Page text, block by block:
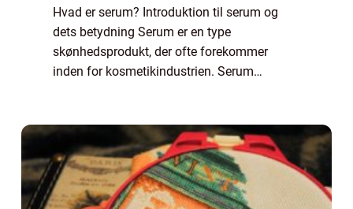
Hvad er serum? Introduktion til serum og
dets betydning Serum er en type
skønhedsprodukt, der ofte forekommer
inden for kosmetikindustrien. Serum
høje koncentration...